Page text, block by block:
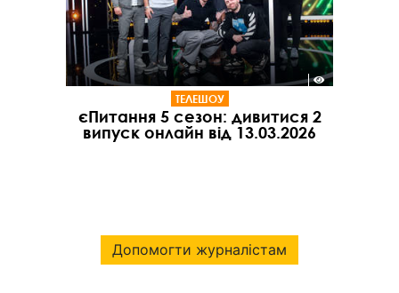
ТЕЛЕШОУ
єПитання 5 сезон: дивитися 2
випуск онлайн від 13.03.2026
Допомогти журналістам